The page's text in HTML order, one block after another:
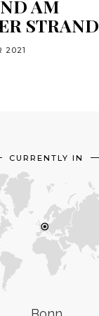
AM
STRAND
2021
CURRENTLY IN